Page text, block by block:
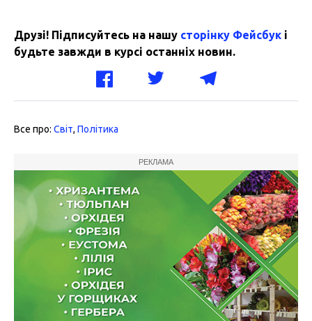
Друзі! Підписуйтесь на нашу сторінку Фейсбук і
будьте завжди в курсі останніх новин.
Все про: Світ, Політика
РЕКЛАМА